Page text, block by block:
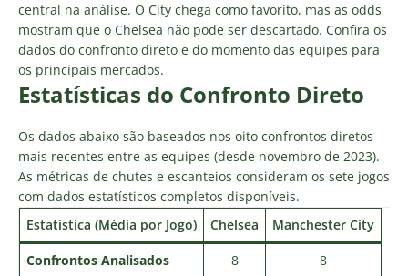
central na análise. O City chega como favorito, mas as odds
mostram que o Chelsea não pode ser descartado. Confira os
dados do confronto direto e do momento das equipes para
os principais mercados.
Estatísticas do Confronto Direto
Os dados abaixo são baseados nos oito confrontos diretos
mais recentes entre as equipes (desde novembro de 2023).
As métricas de chutes e escanteios consideram os sete jogos
com dados estatísticos completos disponíveis.
Estatística (Média por Jogo)
Chelsea Manchester City
Confrontos Analisados 8
8